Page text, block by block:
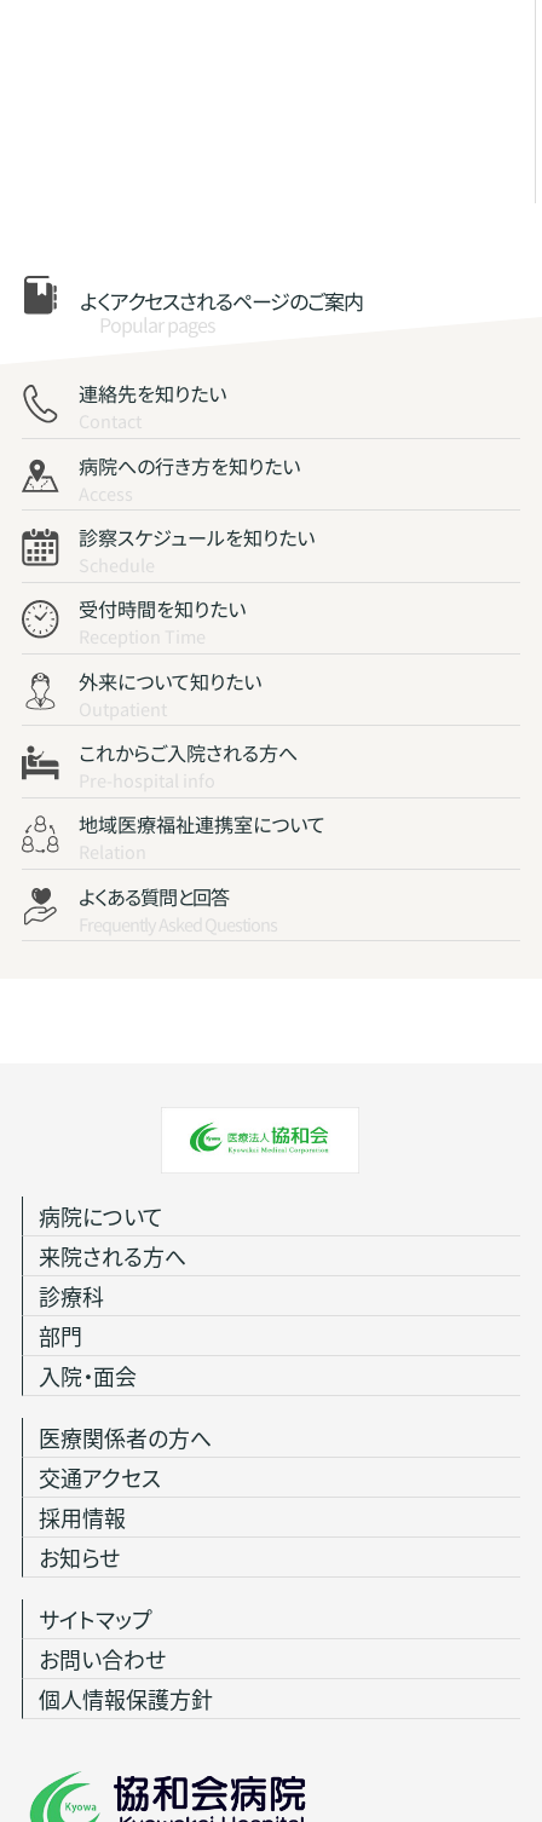
よくアクセスされるページのご案内
Popular pages
連絡先を知りたい
Contact
病院への行き方を知りたい
Access
診察スケジュールを知りたい
Schedule
受付時間を知りたい
Reception Time
外来について知りたい
Outpatient
これからご入院される方へ
Pre-hospital info
地域医療福祉連携室について
Relation
よくある質問と回答
Frequently Asked Questions
病院について
来院される方へ
診療科
部門
入院・面会
医療関係者の方へ
交通アクセス
採用情報
お知らせ
サイトマップ
お問い合わせ
個人情報保護方針